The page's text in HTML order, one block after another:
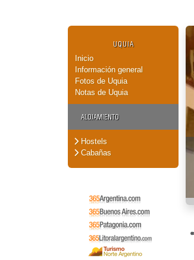
UQUIA
Inicio
Información general
Fotos de Uquia
Notas de Uquia
ALOJAMIENTO
Hostels
Cabañas